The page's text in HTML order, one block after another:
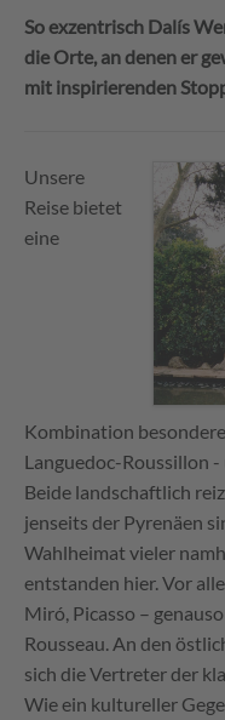
So exzentrisch Dalís
die Orte, an denen er
mit inspirierenden
Unsere
Reise bietet
eine
Kombination
Languedoc-Roussillon -
Beide landschaftlich
jenseits der Pyrenäen
Wahlheimat vieler
entstanden hier. Vor
Miró, Picasso –
Rousseau. An den
sich die Vertreter der
Wie ein kultureller